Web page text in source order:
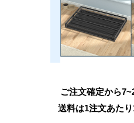
ご注文確定から
送料は1注文あたり